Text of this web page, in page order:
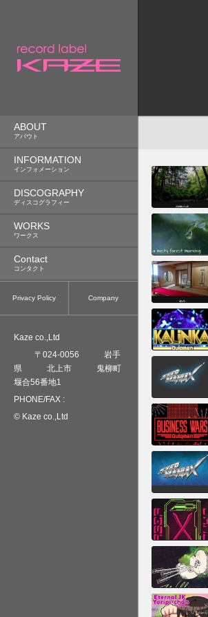
ABOUT
アバウト
INFORMATION
インフォメーション
DISCOGRAPHY
ディスコグラフィー
WORKS
ワークス
Contact
コンタクト
Privacy Policy Company
Kaze co.,Ltd
〒 024-0056
岩手
県
北上市
鬼柳町
堰合56番地1
PHONE/FAX :
© Kaze co.,Ltd